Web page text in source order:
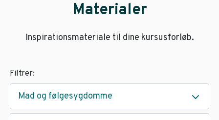
Materialer
Inspirationsmateriale til dine kursusforløb.
Filtrer:
Mad og følgesygdomme